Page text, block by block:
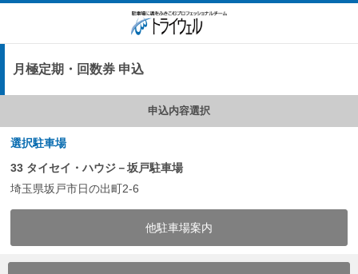
月極定期・回数券 申込
申込内容選択
選択駐車場
33 タイセイ・ハウジ－坂戸駐車場
埼玉県坂戸市日の出町2-6
他駐車場案内